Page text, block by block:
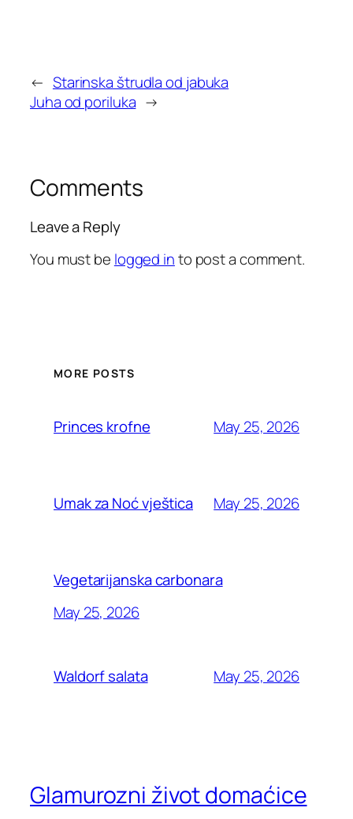
← Starinska štrudla od jabuka
Juha od poriluka →
Comments
Leave a Reply
You must be logged into post a comment.
MORE POSTS
Princes krofne May 25, 2026
Umak za Noć vještica May 25, 2026
Vegetarijanska carbonara
May 25, 2026
Waldorf salata May 25, 2026
Glamurozni život domaćice